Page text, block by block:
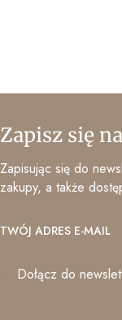
Zapisz się
Zapisując się do
zakupy, a także
TWÓJ ADRES E-MAIL
Dołącz do